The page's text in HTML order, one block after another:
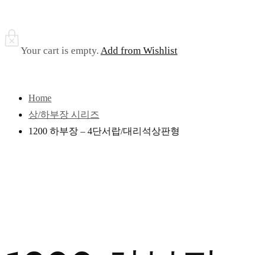
Your cart is empty. Add from Wishlist
Home
상/하부장 시리즈
1200 하부장 – 4단서랍/대리석상판형